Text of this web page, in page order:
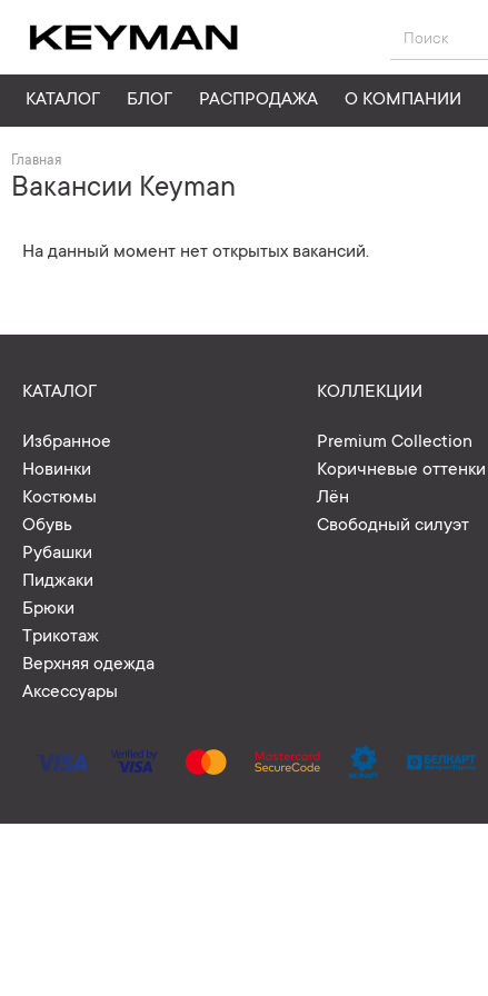
КАТАЛОГ О КОМПАНИИ
РАСПРОДАЖА
БЛОГ
Главная
Вакансии Keyman
На данный момент нет открытых вакансий.
КАТАЛОГ
Избранное
Новинки
Костюмы
Обувь
Рубашки
Пиджаки
Брюки
Трикотаж
Верхняя одежда
Аксессуары
КОЛЛЕКЦИИ
Premium Collection
Коричневые оттенки
Лён
Свободный силуэт